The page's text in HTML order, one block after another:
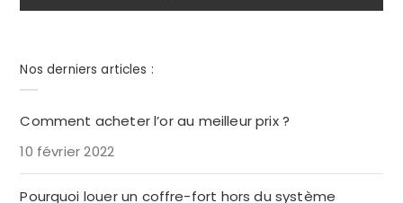
Nos derniers articles :
Comment acheter l’or au meilleur prix ?
10 février 2022
Pourquoi louer un coffre-fort hors du système